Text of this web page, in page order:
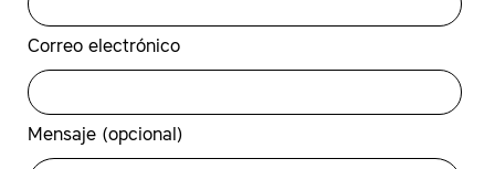
Correo electrónico
Mensaje (opcional)